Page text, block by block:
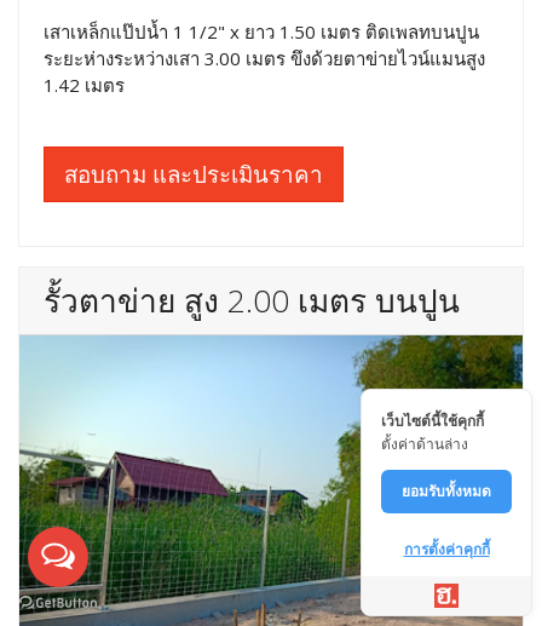
เสาเหล็กแป๊ปน้ำ 1 1/2" x ยาว 1.50 เมตร ติดเพลทบนปูน
ระยะห่างระหว่างเสา 3.00 เมตร ขึงด้วยตาข่ายไวน์แมนสูง
1.42 เมตร
สอบถาม และประเมินราคา
รั้วตาข่าย สูง 2.00 เมตร บนปูน
เว็บไซต์นี้ใช้คุกกี้
ตั้งค่าด้านล่าง
ยอมรับทั้งหมด
การตั้งค่าคุกกี้